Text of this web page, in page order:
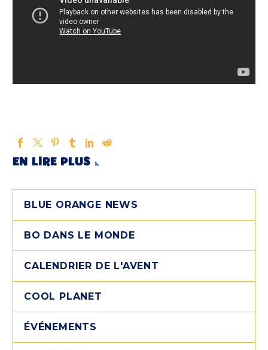
EN LIRE PLUS
BLUE ORANGE NEWS
BO DANS LE MONDE
CALENDRIER DE L'AVENT
COOL PLANET
ÉVÉNEMENTS